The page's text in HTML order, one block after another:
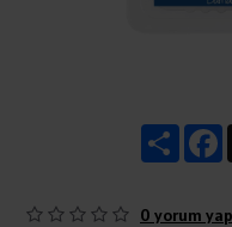
Share
0 yorum